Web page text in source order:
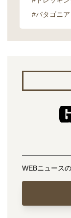
#パタゴニア
WEBニュース